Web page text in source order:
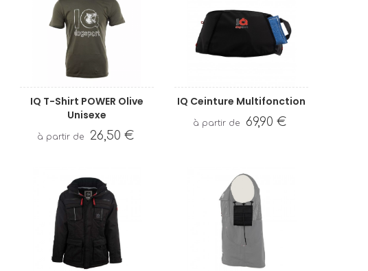
IQ T-Shirt POWER Olive
Unisexe
26,50 €
IQ Ceinture Multifonction
69,90 €